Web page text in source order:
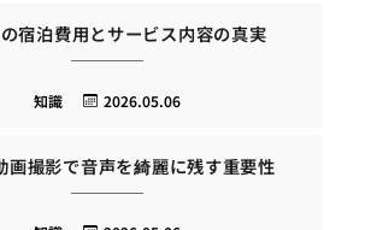
宿泊費用とサービス内容の真実
2026.05.06
知識
画撮影で音声を綺麗に残す重要性